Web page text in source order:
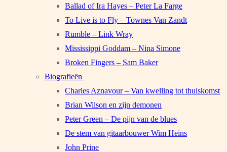
Ballad of Ira Hayes – Peter La Farge
To Live is to Fly – Townes Van Zandt
Rumble – Link Wray
Mississippi Goddam – Nina Simone
Broken Fingers – Sam Baker
Biografieën
Charles Aznavour – Van kwelling tot thuiskomst
Brian Wilson en zijn demonen
Peter Green – De pijn van de blues
De stem van gitaarbouwer Wim Heins
John Prine